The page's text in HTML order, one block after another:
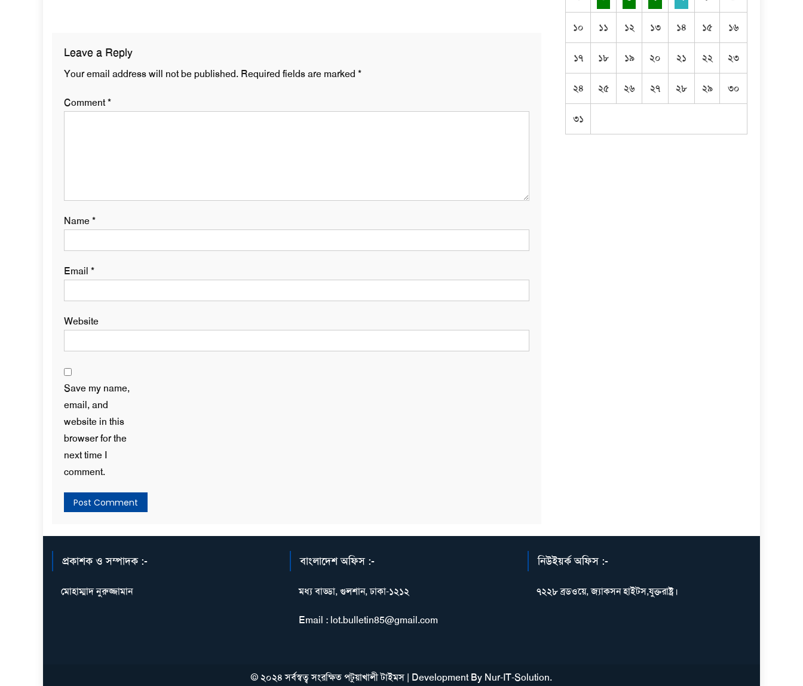
Leave a Reply
Your email address will not be published. Required fields are marked *
Comment*
Name*
Email *
Website
Save my name,
email, and
website in this
browser for the
next time I
comment.
১০ ১১ ১২ ১৩ ১৪ ১৫ ১৬
১৭ ১৮ ১৯ ২০ ২১ ২২ ২৩
২৪ ২৫ ২৬ ২৭ ২৮ ২৯ ৩০
৩১
প্রকাশক ও সম্পাদক :-
মোহাম্মাদ নুরুজ্জামান
বাংলাদেশ অফিস :-
মধ্য বাড্ডা, গুলশান, ঢাকা-১২১২
Email : lot.bulletin85@gmail.com
নিউইয়র্ক অফিস :-
৭২২৮ ব্রডওয়ে, জ্যাকসন হাইটস,যুক্তরাষ্ট্র।
© ২০২৪ সর্বস্বত্ব সংরক্ষিত পটুয়াখালী টাইমস | Development By Nur-IT-Solution.